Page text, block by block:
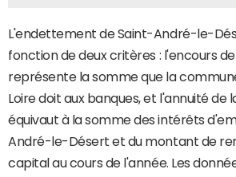
L'endettement de Saint-André-le-
fonction de deux critères : l'encours
représente la somme que la
Loire doit aux banques, et l'annuité de
équivaut à la somme des intérêts
André-le-Désert et du montant de
capital au cours de l'année. Les